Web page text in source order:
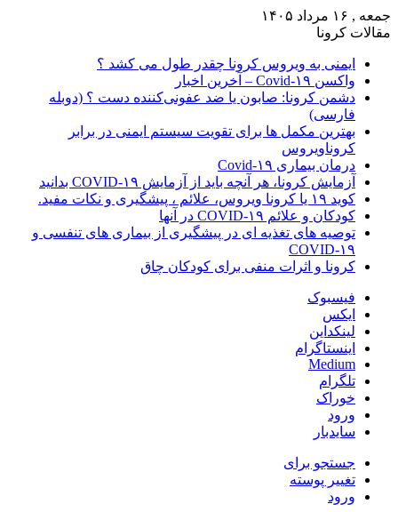
جمعه , ۱۶ مرداد ۱۴۰۵
مقالات کرونا
ایمنی به ویروس کرونا چقدر طول می کشد ؟
واکسن Covid-۱۹ – آخرین اخبار
دشمن کرونا: صابون یا ضد عفونی‌کننده دست ؟ (دوبله
فارسی)
بهترین مکمل ها برای تقویت سیستم ایمنی در برابر
کروناویروس
درمان بیماری Covid-۱۹
آزمایش کرونا، هر آنچه باید از آزمایش COVID-۱۹ بدانید
کوید ۱۹ یا کرونا ویروس، علائم ، پیشگیری و نکات مفید.
کودکان و علائم COVID-۱۹ در آنها
توصیه های تغذیه ای در پیشگیری از بیماری های تنفسی و
COVID-۱۹
کرونا و اثرات منفی برای کودکان چاق
فیسبوک
ایکس
لینکداین
اینستاگرام
Medium
تلگرام
خوراک
ورود
سایدبار
جستجو برای
تغییر پوسته
ورود